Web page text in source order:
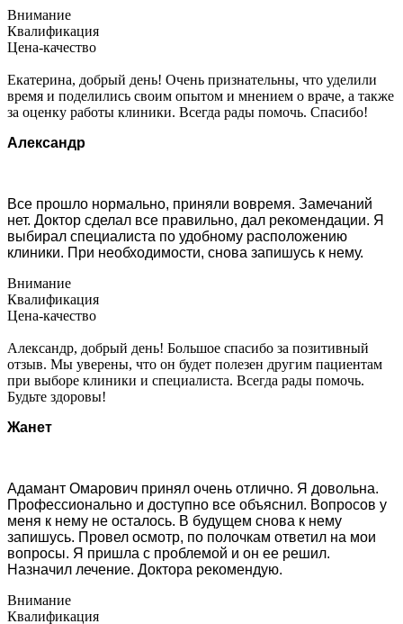
Внимание
Квалификация
Цена-качество
Екатерина, добрый день! Очень признательны, что уделили
время и поделились своим опытом и мнением о враче, а также
за оценку работы клиники. Всегда рады помочь. Спасибо!
Александр
Все прошло нормально, приняли вовремя. Замечаний
нет. Доктор сделал все правильно, дал рекомендации. Я
выбирал специалиста по удобному расположению
клиники. При необходимости, снова запишусь к нему.
Внимание
Квалификация
Цена-качество
Александр, добрый день! Большое спасибо за позитивный
отзыв. Мы уверены, что он будет полезен другим пациентам
при выборе клиники и специалиста. Всегда рады помочь.
Будьте здоровы!
Жанет
Адамант Омарович принял очень отлично. Я довольна.
Профессионально и доступно все объяснил. Вопросов у
меня к нему не осталось. В будущем снова к нему
запишусь. Провел осмотр, по полочкам ответил на мои
вопросы. Я пришла с проблемой и он ее решил.
Назначил лечение. Доктора рекомендую.
Внимание
Квалификация